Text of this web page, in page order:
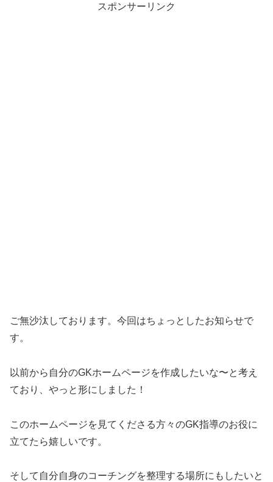
スポンサーリンク
ご無沙汰しております。今回はちょっとしたお知らせで
す。
以前から自分のGKホームページを作成したいな〜と考え
ており、やっと形にしました！
このホームページを見てくださる方々のGK指導のお役に
立てたら嬉しいです。
そして自分自身のコーチングを整理する場所にもしたいと